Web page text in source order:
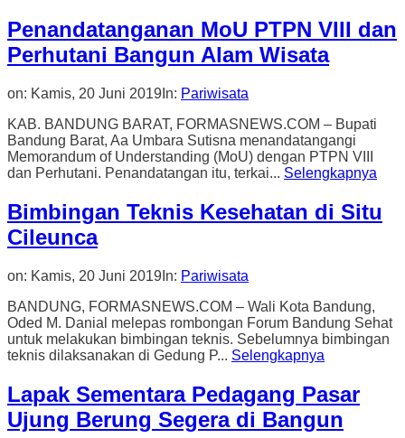
Penandatanganan MoU PTPN VIII dan
Perhutani Bangun Alam Wisata
on: Kamis, 20 Juni 2019 In: Pariwisata
KAB. BANDUNG BARAT, FORMASNEWS.COM – Bupati
Bandung Barat, Aa Umbara Sutisna menandatangangi
Memorandum of Understanding (MoU) dengan PTPN VIII
dan Perhutani. Penandatangan itu, terkai... Selengkapnya
Bimbingan Teknis Kesehatan di Situ
Cileunca
on: Kamis, 20 Juni 2019 In: Pariwisata
BANDUNG, FORMASNEWS.COM – Wali Kota Bandung,
Oded M. Danial melepas rombongan Forum Bandung Sehat
untuk melakukan bimbingan teknis. Sebelumnya bimbingan
teknis dilaksanakan di Gedung P... Selengkapnya
Lapak Sementara Pedagang Pasar
Ujung Berung Segera di Bangun